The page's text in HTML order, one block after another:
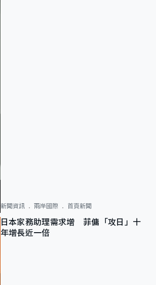
新聞資訊 兩岸國際 首頁新聞
日本家務助理需求增 菲傭「攻日」十
年增長近一倍